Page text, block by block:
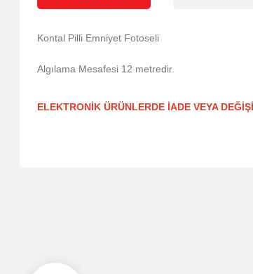
Kontal Pilli Emniyet Fotoseli
Algılama Mesafesi 12 metredir.
ELEKTRONİK ÜRÜNLERDE İADE VEYA